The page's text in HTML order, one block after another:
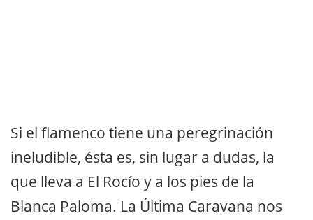
Si el flamenco tiene una peregrinación
ineludible, ésta es, sin lugar a dudas, la
que lleva a El Rocío y a los pies de la
Blanca Paloma. La Última Caravana nos